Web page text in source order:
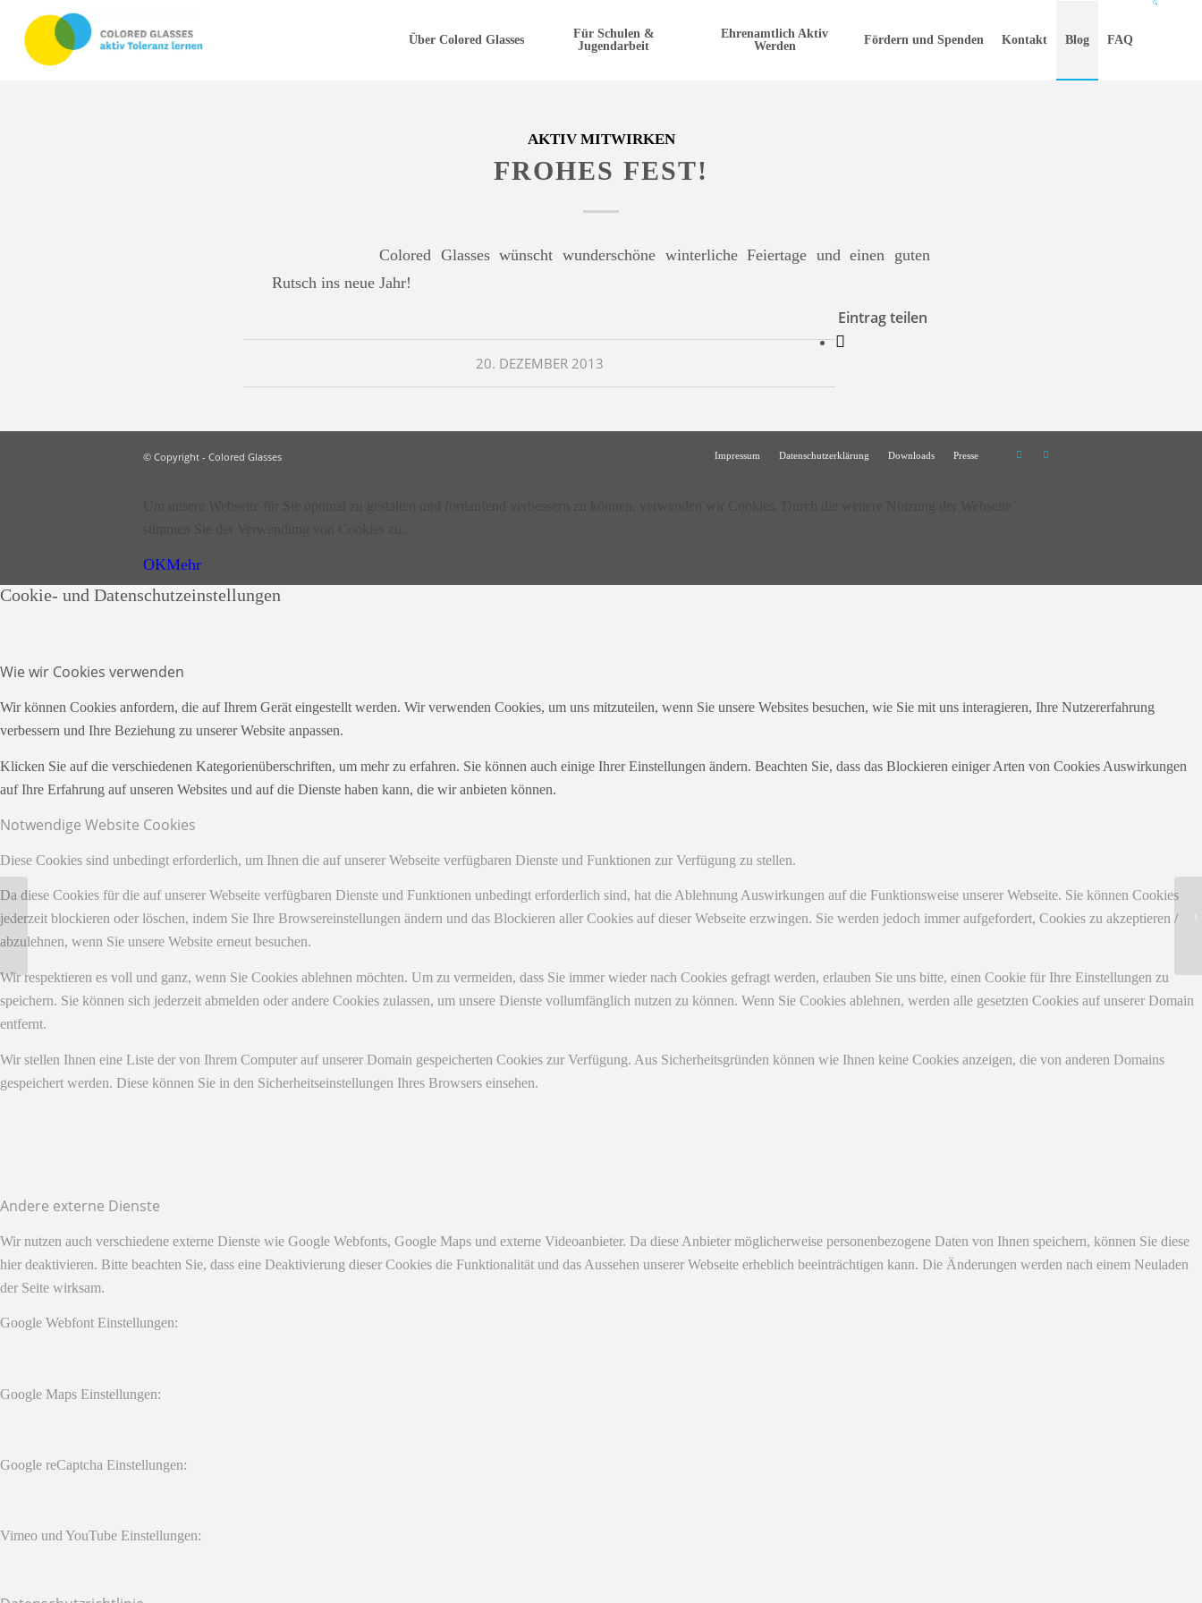
Über Colored Glasses
Für Schulen &
Jugendarbeit
Ehrenamtlich Aktiv
Werden
Fördern und Spenden Kontakt Blog FAQ
AKTIV MITWIRKEN
FROHES FEST!
Colored Glasses wünscht wunderschöne winterliche Feiertage und einen guten
Rutsch ins neue Jahr!
20. DEZEMBER 2013
Eintrag teilen
© Copyright - Colored Glasses Impressum Datenschutzerklärung Downloads Presse
Mit vereinten Kräften für Toleranz und
Bildung
OKMehr
Cookie- und Datenschutzeinstellungen
Wie wir Cookies verwenden
Wir können Cookies anfordern, die auf Ihrem Gerät eingestellt werden. Wir verwenden Cookies, um uns mitzuteilen, wenn Sie unsere Websites besuchen, wie Sie mit uns interagieren, Ihre Nutzererfahrung
verbessern und Ihre Beziehung zu unserer Website anpassen.
Klicken Sie auf die verschiedenen Kategorienüberschriften, um mehr zu erfahren. Sie können auch einige Ihrer Einstellungen ändern. Beachten Sie, dass das Blockieren einiger Arten von Cookies Auswirkungen
auf Ihre Erfahrung auf unseren Websites und auf die Dienste haben kann, die wir anbieten können.
Notwendige Website Cookies
Diese Cookies sind unbedingt erforderlich, um Ihnen die auf unserer Webseite verfügbaren Dienste und Funktionen zur Verfügung zu stellen.
Da diese Cookies für die auf unserer Webseite verfügbaren Dienste und Funktionen unbedingt erforderlich sind, hat die Ablehnung Auswirkungen auf die Funktionsweise unserer Webseite. Sie können Cookies
jederzeit blockieren oder löschen, indem Sie Ihre Browsereinstellungen ändern und das Blockieren aller Cookies auf dieser Webseite erzwingen. Sie werden jedoch immer aufgefordert, Cookies zu akzeptieren /
abzulehnen, wenn Sie unsere Website erneut besuchen.
Wir respektieren es voll und ganz, wenn Sie Cookies ablehnen möchten. Um zu vermeiden, dass Sie immer wieder nach Cookies gefragt werden, erlauben Sie uns bitte, einen Cookie für Ihre Einstellungen zu
speichern. Sie können sich jederzeit abmelden oder andere Cookies zulassen, um unsere Dienste vollumfänglich nutzen zu können. Wenn Sie Cookies ablehnen, werden alle gesetzten Cookies auf unserer Domain
entfernt.
Wir stellen Ihnen eine Liste der von Ihrem Computer auf unserer Domain gespeicherten Cookies zur Verfügung. Aus Sicherheitsgründen können wie Ihnen keine Cookies anzeigen, die von anderen Domains
gespeichert werden. Diese können Sie in den Sicherheitseinstellungen Ihres Browsers einsehen.
Andere externe Dienste
Wir nutzen auch verschiedene externe Dienste wie Google Webfonts, Google Maps und externe Videoanbieter. Da diese Anbieter möglicherweise personenbezogene Daten von Ihnen speichern, können Sie diese
hier deaktivieren. Bitte beachten Sie, dass eine Deaktivierung dieser Cookies die Funktionalität und das Aussehen unserer Webseite erheblich beeinträchtigen kann. Die Änderungen werden nach einem Neuladen
der Seite wirksam.
Google Webfont Einstellungen:
Google Maps Einstellungen:
Google reCaptcha Einstellungen:
Vimeo und YouTube Einstellungen: